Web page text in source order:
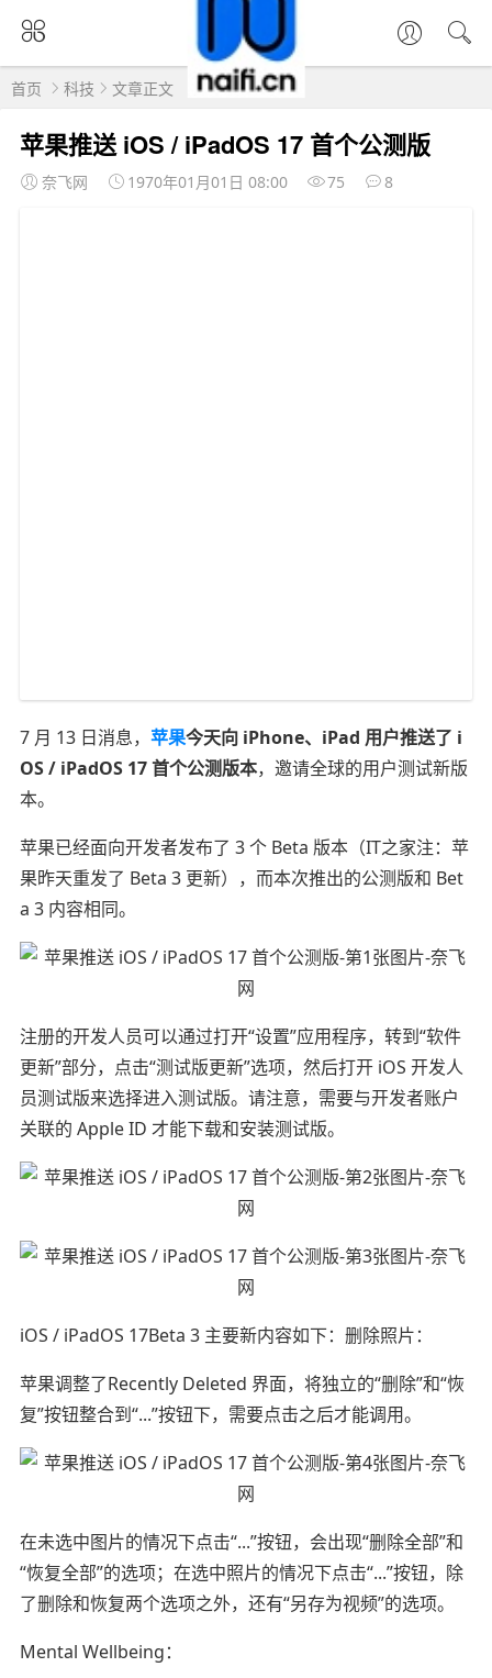
首页 科技 文章正文
苹果推送 iOS / iPadOS 17 首个公测版
奈飞网 1970年01月01日 08:00 75 8
7 月 13 日消息， 苹果今天向 iPhone、iPad 用户推送了 i
OS / iPadOS 17 首个公测版本，邀请全球的用户测试新版
本。
苹果已经面向开发者发布了 3 个 Beta 版本（IT之家注：苹
果昨天重发了 Beta 3 更新），而本次推出的公测版和 Bet
a 3 内容相同。
注册的开发人员可以通过打开“设置”应用程序，转到“软件
更新”部分，点击“测试版更新”选项，然后打开 iOS 开发人
员测试版来选择进入测试版。请注意，需要与开发者账户
关联的 Apple ID 才能下载和安装测试版。
iOS / iPadOS 17Beta 3 主要新内容如下：删除照片：
苹果调整了Recently Deleted 界面，将独立的“删除”和“恢
复”按钮整合到“...”按钮下，需要点击之后才能调用。
在未选中图片的情况下点击“...”按钮，会出现“删除全部”和
“恢复全部”的选项；在选中照片的情况下点击“...”按钮，除
了删除和恢复两个选项之外，还有“另存为视频”的选项。
Mental Wellbeing：